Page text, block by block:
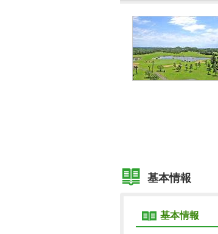
基本情報
基本情報